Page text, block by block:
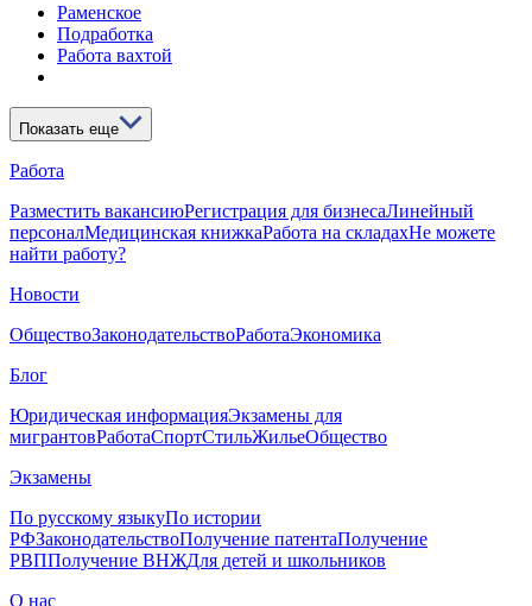
Раменское
Подработка
Работа вахтой
Показать еще
Работа
Разместить вакансиюРегистрация для бизнесаЛинейный
персоналМедицинская книжкаРабота на складахНе можете
найти работу?
Новости
ОбществоЗаконодательствоРаботаЭкономика
Блог
Юридическая информацияЭкзамены для
мигрантовРаботаСпортСтильЖильеОбщество
Экзамены
По русскому языкуПо истории
РФЗаконодательствоПолучение патентаПолучение
РВППолучение ВНЖДля детей и школьников
О нас